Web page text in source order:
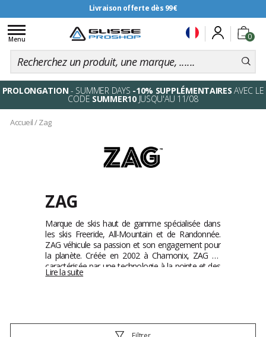
Livraison offerte dès 99€
0
Toggle
navigation
Menu
PROLONGATION - SUMMER DAYS -10% SUPPLÉMENTAIRES AVEC LE
CODE SUMMER10JUSQU'AU 11/08
Accueil/Zag
ZAG
Marque de skis haut de gamme spécialisée dans
les skis Freeride, All-Mountain et de Randonnée.
ZAG véhicule sa passion et son engagement pour
la planète. Créée en 2002 à Chamonix, ZAG se
caractérisée par une technologie à la pointe et des
skis toujours plus innovant. Les skis ZAG sont
Lire la suite